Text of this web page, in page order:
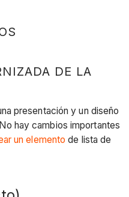
DE LA
presentación y un diseño
hay cambios importantes
un elemento de lista de